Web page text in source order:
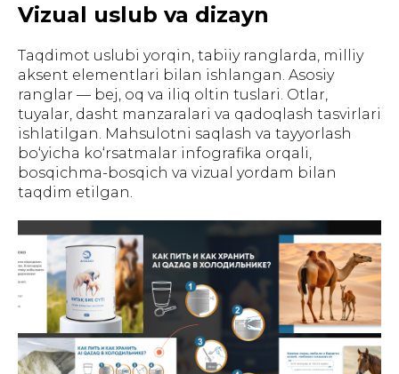
Vizual uslub va dizayn
Taqdimot uslubi yorqin, tabiiy ranglarda, milliy
aksent elementlari bilan ishlangan. Asosiy
ranglar — bej, oq va iliq oltin tuslari. Otlar,
tuyalar, dasht manzaralari va qadoqlash tasvirlari
ishlatilgan. Mahsulotni saqlash va tayyorlash
bo‘yicha ko‘rsatmalar infografika orqali,
bosqichma-bosqich va vizual yordam bilan
taqdim etilgan.